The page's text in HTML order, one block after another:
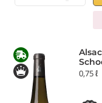
0,75 ℓ